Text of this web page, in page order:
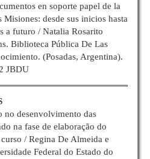
en soporte papel de la
desde sus inicios hasta
a futuro / Natalia Rosarito
Biblioteca Pública De Las
(Posadas, Argentina).
JBDU
desenvolvimento das
na fase de elaboração do
/ Regina De Almeida e
Federal do Estado do